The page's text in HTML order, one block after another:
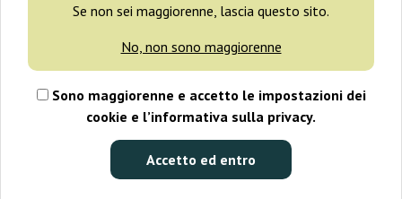
Se non sei maggiorenne, lascia questo sito.
No, non sono maggiorenne
Sono maggiorenne e accetto le impostazioni dei
cookie e l’informativa sulla privacy.
Accetto ed entro